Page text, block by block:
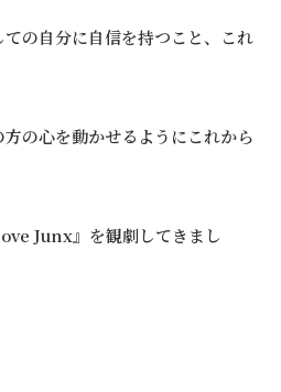
の自分に自信を持つこと、これ
の心を動かせるようにこれから
Junx』を観劇してきまし